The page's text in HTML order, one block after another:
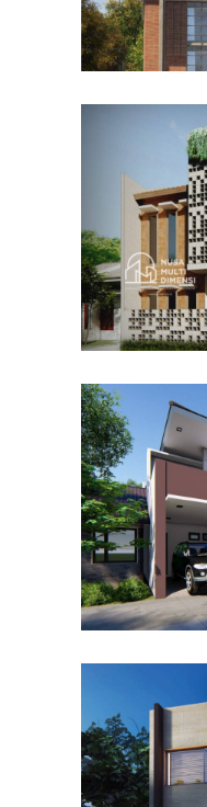
Desain
di
DESAIN
Desain
Alternatif
DESAIN
Desain
Mutiara di
DESAIN